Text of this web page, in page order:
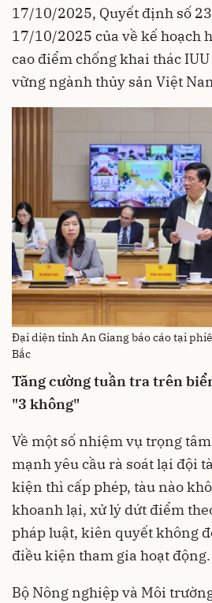
17/10/2025, Quyết định số
17/10/2025 của về kế hoạch
cao điểm chống khai thác
vững ngành thủy sản Việt
Đại diện tỉnh An Giang báo cáo tại
Bắc
Tăng cường tuần tra trên
"3 không"
Về một số nhiệm vụ trọng
mạnh yêu cầu rà soát lại đội
kiện thì cấp phép, tàu nào
khoanh lại, xử lý dứt điểm
pháp luật, kiên quyết không
điều kiện tham gia hoạt động.
Bộ Nông nghiệp và Môi